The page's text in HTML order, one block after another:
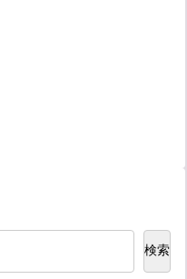
検索